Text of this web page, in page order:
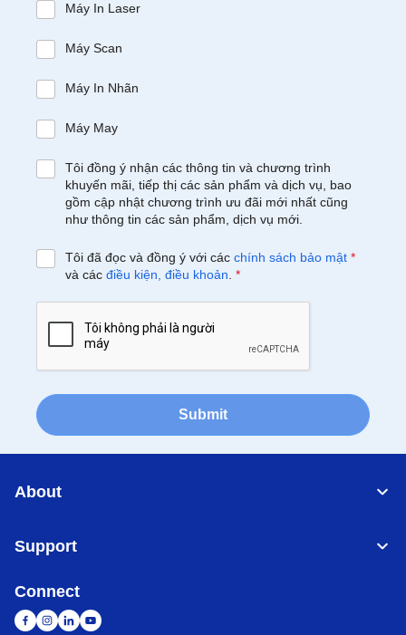
Máy In Laser
Máy Scan
Máy In Nhãn
Máy May
Tôi đồng ý nhận các thông tin và chương trình
khuyến mãi, tiếp thị các sản phẩm và dịch vụ, bao
gồm cập nhật chương trình ưu đãi mới nhất cũng
như thông tin các sản phẩm, dịch vụ mới.
Tôi đã đọc và đồng ý với các chính sách bảo mật *
và các điều kiện, điều khoản *
Submit
About
Support
Connect